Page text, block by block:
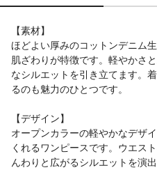
【素材】
ほどよい厚みのコットンデニム
肌ざわりが特徴です。軽やかさ
なシルエットを引き立てます。
るのも魅力のひとつです。
【デザイン】
オープンカラーの軽やかなデザ
くれるワンピースです。ウエス
んわりと広がるシルエットを演